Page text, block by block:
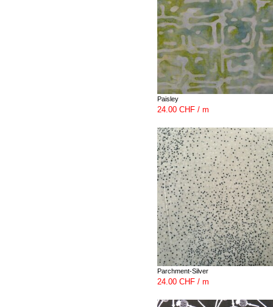
Paisley
24.00 CHF / m
Parchment-Silver
24.00 CHF / m